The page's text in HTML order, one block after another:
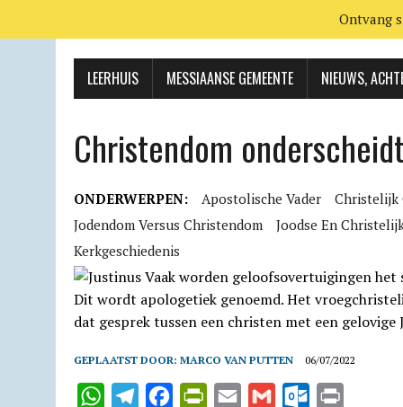
LEERHUIS MESSIAANSE GEMEENTE NIEUWS,
Christendom
ONDERWERPEN: Apostolische Vader Christelijk
Jodendom Versus Christendom
Joodse En
Kerkgeschiedenis
GEPLAATST DOOR: MARCO VAN PUTTEN 06/07/2022
W
T
Ontvang